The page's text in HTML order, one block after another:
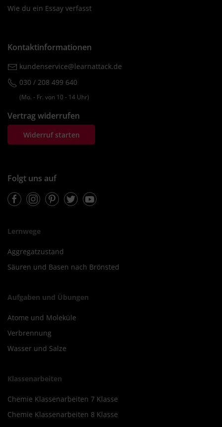
Wie du ein Essay verfasst
Kontaktinformationen
kundenservice@learnattack.de
030 / 208 499 640
(Mo. ‐ Fr. von 10 ‐ 14 Uhr)
Vertrag widerrufen
Widerruf starten
Folgt uns auf
FacebookInstagramPinterestTwitterYoutube
Lernwege
Aggregatzustand
Säuren und Basen nach Brönsted
Aufgaben und Übungen
Atome und Moleküle
Verbrennung
Wasser und Salze
Klassenarbeiten
Chemie Klassenarbeiten 7 Klasse
Chemie Klassenarbeiten 8 Klasse